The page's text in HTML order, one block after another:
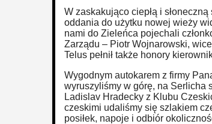
W zaskakująco ciepłą i
oddania do użytku nowej wieży
nami do Zieleńca pojechali
Zarządu – Piotr Wojnarowski,
Telus pełnił także honory
Wygodnym autokarem z firmy
wyruszyliśmy w górę, na Serlicha
Ladislav Hradecky z Klubu
czeskimi udaliśmy się szlakiem
posiłek, napoje i odbiór